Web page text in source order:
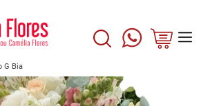
G Bia